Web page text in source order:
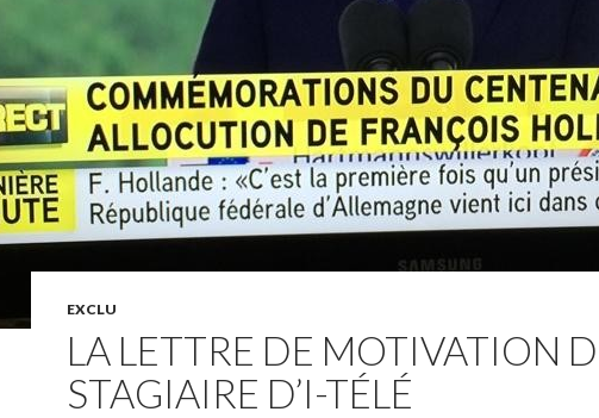
EXCLU
LA LETTRE DE MOTIVATION
STAGIAIRE D’I-TÉLÉ